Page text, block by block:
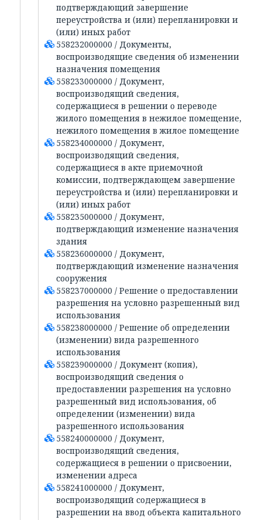
подтверждающий завершение
переустройства и (или) перепланировки и
(или) иных работ
558232000000 / Документы,
воспроизводящие сведения об изменении
назначения помещения
558233000000 / Документ,
воспроизводящий сведения,
содержащиеся в решении о переводе
жилого помещения в нежилое помещение,
нежилого помещения в жилое помещение
558234000000 / Документ,
воспроизводящий сведения,
содержащиеся в акте приемочной
комиссии, подтверждающем завершение
переустройства и (или) перепланировки и
(или) иных работ
558235000000 / Документ,
подтверждающий изменение назначения
здания
558236000000 / Документ,
подтверждающий изменение назначения
сооружения
558237000000 / Решение о предоставлении
разрешения на условно разрешенный вид
использования
558238000000 / Решение об определении
(изменении) вида разрешенного
использования
558239000000 / Документ (копия),
воспроизводящий сведения о
предоставлении разрешения на условно
разрешенный вид использования, об
определении (изменении) вида
разрешенного использования
558240000000 / Документ,
воспроизводящий сведения,
содержащиеся в решении о присвоении,
изменении адреса
558241000000 / Документ,
воспроизводящий содержащиеся в
разрешении на ввод объекта капитального